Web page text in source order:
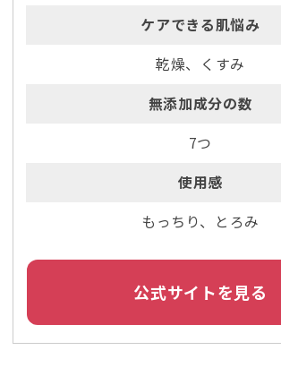
ケアできる肌悩み
乾燥、くすみ
無添加成分の数
7つ
使用感
もっちり、とろみ
公式サイトを見る